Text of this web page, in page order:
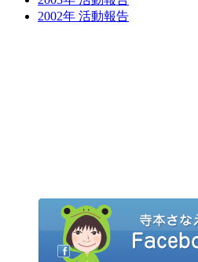
2002年 活動報告